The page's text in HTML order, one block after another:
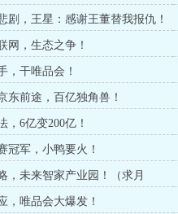
剧，王星：感谢王董替我报仇！
网，生态之争！
，干唯品会！
东前途，百亿独角兽！
，6亿变200亿！
冠军，小鸭要火！
，未来智家产业园！（求月
，唯品会大爆发！